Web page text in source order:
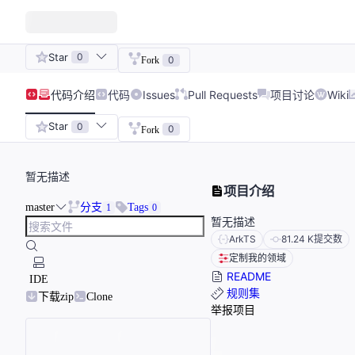
Star 0 Fork 0
代码介绍 代码 Issues Pull Requests 项目讨论 Wiki
Star 0 Fork 0
暂无描述
master 分支 1 Tags 0
IDE
下载zip
Clone
项目介绍
暂无描述
ArkTS 81.24 K提交数
定制我的领域
README
规则集
举报项目